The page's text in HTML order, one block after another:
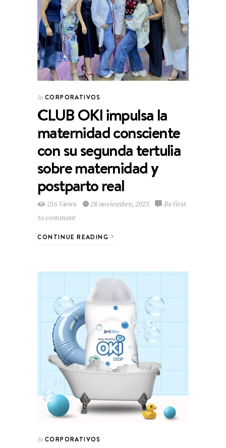
In CORPORATIVOS
CLUB OKI impulsa la
maternidad consciente
con su segunda tertulia
sobre maternidad y
postparto real
216 Views 28 noviembre, 2025
Be first
to comment
CONTINUE READING
In CORPORATIVOS